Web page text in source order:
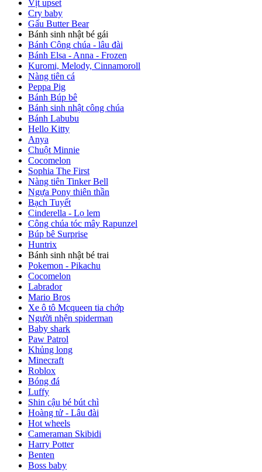
Vịt upset
Cry baby
Gấu Butter Bear
Bánh sinh nhật bé gái
Bánh Công chúa - lâu đài
Bánh Elsa - Anna - Frozen
Kuromi, Melody, Cinnamoroll
Nàng tiên cá
Peppa Pig
Bánh Búp bê
Bánh sinh nhật công chúa
Bánh Labubu
Hello Kitty
Anya
Chuột Minnie
Cocomelon
Sophia The First
Nàng tiên Tinker Bell
Ngựa Pony thiên thần
Bạch Tuyết
Cinderella - Lọ lem
Công chúa tóc mây Rapunzel
Búp bê Surprise
Huntrix
Bánh sinh nhật bé trai
Pokemon - Pikachu
Cocomelon
Labrador
Mario Bros
Xe ô tô Mcqueen tia chớp
Người nhện spiderman
Baby shark
Paw Patrol
Khủng long
Minecraft
Roblox
Bóng đá
Luffy
Shin cậu bé bút chì
Hoàng tử - Lâu đài
Hot wheels
Cameraman Skibidi
Harry Potter
Benten
Boss baby